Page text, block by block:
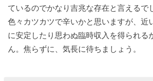
ているのでかなり吉兆な存在と言えるで
色々カツカツで辛いかと思いますが、近
に安定したり思わぬ臨時収入を得られる
ん。焦らずに、気長に待ちましょう。